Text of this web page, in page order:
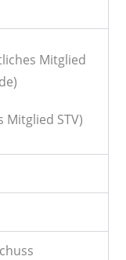
Mitglied
STV)